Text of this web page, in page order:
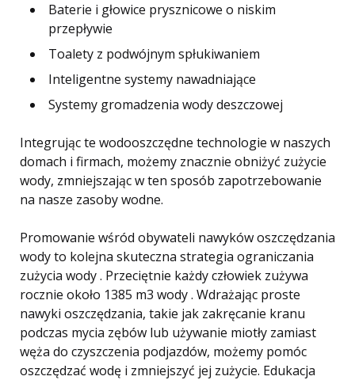
Baterie i głowice prysznicowe o niskim
przepływie
Toalety z podwójnym spłukiwaniem
Inteligentne systemy nawadniające
Systemy gromadzenia wody deszczowej
Integrując te wodooszczędne technologie w naszych
domach i firmach, możemy znacznie obniżyć zużycie
wody, zmniejszając w ten sposób zapotrzebowanie
na nasze zasoby wodne.
Promowanie wśród obywateli nawyków oszczędzania
wody to kolejna skuteczna strategia ograniczania
zużycia wody . Przeciętnie każdy człowiek zużywa
rocznie około 1385 m3 wody . Wdrażając proste
nawyki oszczędzania, takie jak zakręcanie kranu
podczas mycia zębów lub używanie miotły zamiast
węża do czyszczenia podjazdów, możemy pomóc
oszczędzać wodę i zmniejszyć jej zużycie. Edukacja